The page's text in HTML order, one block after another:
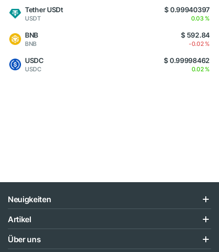
Tether USDt
USDT
$ 0.99940397
0.03 %
BNB
BNB
$ 592.84
-0.02 %
USDC
USDC
$ 0.99998462
0.02 %
Neuigkeiten
Artikel
Über uns